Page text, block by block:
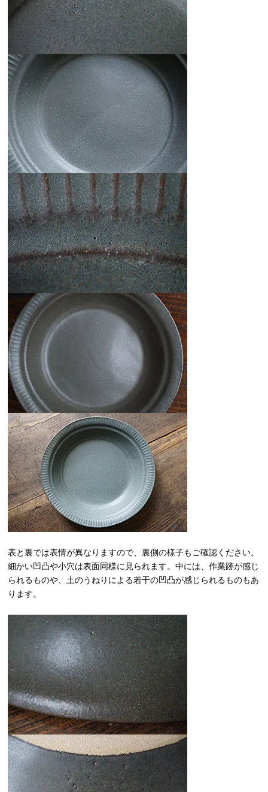
表と裏では表情が異なりますので、裏側の様子もご確認ください。
細かい凹凸や小穴は表面同様に見られます。中には、作業跡が感じ
られるものや、土のうねりによる若干の凹凸が感じられるものもあ
ります。